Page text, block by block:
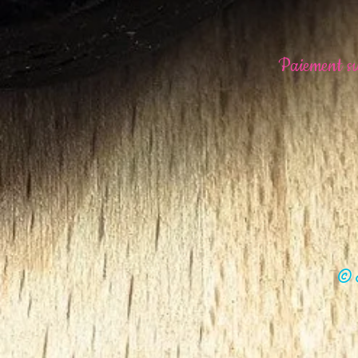
Paiement
©